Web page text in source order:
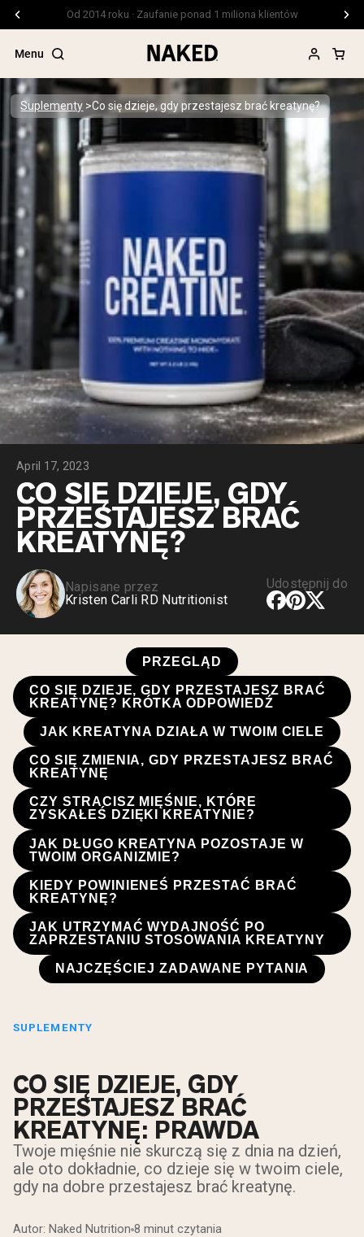
Darmowa wysyłka przy zamówieniach powyżej 99 USD
Menu
Popularne wyszukiwania
”Protein Powder“
”Overnight Oats“
”Vegan protein“
”Collagen“
”Micellar Casein“
ODŻYWKI BIAŁKOWE Bestsellery
Odżywka Białkowa z Serwatki z mleka
krów karmionych trawą
Peptydy kolagenowe
Czekoladowa serwatka z mleka krów
karmionych trawą
Serwatka z trawy karmionej wanilią
Serwatka z mleka krów karmionych
trawą
WEGAŃSKIE ODŻYWKI
BIAŁKOWE
Białko grochu
Shop All Wegańskie Odżywki Białkowe
Suplementy Co się dzieje, gdy przestajesz brać kreatynę?
April 17, 2023
CO SIĘ DZIEJE, GDY
PRZESTAJESZ BRAĆ
KREATYNĘ?
Napisane przez
Kristen Carli RD Nutritionist
Udostępnij do
PRZEGLĄD
CO SIĘ DZIEJE, GDY PRZESTAJESZ BRAĆ
KREATYNĘ? KRÓTKA ODPOWIEDŹ
JAK KREATYNA DZIAŁA W TWOIM CIELE
CO SIĘ ZMIENIA, GDY PRZESTAJESZ BRAĆ
KREATYNĘ
CZY STRACISZ MIĘŚNIE, KTÓRE
ZYSKAŁEŚ DZIĘKI KREATYNIE?
JAK DŁUGO KREATYNA POZOSTAJE W
TWOIM ORGANIZMIE?
KIEDY POWINIENEŚ PRZESTAĆ BRAĆ
KREATYNĘ?
JAK UTRZYMAĆ WYDAJNOŚĆ PO
ZAPRZESTANIU STOSOWANIA KREATYNY
NAJCZĘŚCIEJ ZADAWANE PYTANIA
SUPLEMENTY
CO SIĘ DZIEJE, GDY
PRZESTAJESZ BRAĆ
KREATYNĘ: PRAWDA
Twoje mięśnie nie skurczą się z dnia na dzień,
ale oto dokładnie, co dzieje się w twoim ciele,
gdy na dobre przestajesz brać kreatynę.
Autor: Naked Nutrition 8 minut czytania